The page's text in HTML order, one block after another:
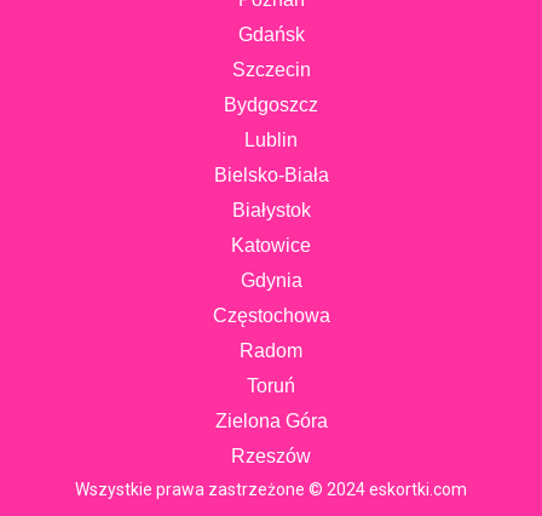
Gdańsk
Szczecin
Bydgoszcz
Lublin
Bielsko-Biała
Białystok
Katowice
Gdynia
Częstochowa
Radom
Toruń
Zielona Góra
Rzeszów
Wszystkie prawa zastrzeżone © 2024 eskortki.com